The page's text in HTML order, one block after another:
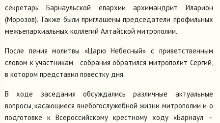
секретарь Барнаульской епархии архимандрит Иларион
(Морозов). Также были приглашены председатели профильных
межъепархиальных коллегий Алтайской митрополии.
После пения молитвы «Царю Небесный» с приветственным
словом к участникам собрания обратился митрополит Сергий,
в котором представил повестку дня.
В ходе заседания обсуждались различные актуальные
вопросы, касающиеся внебогослужебной жизни митрополии и о
подготовке к Всероссийскому крестному ходу «Барнаул –